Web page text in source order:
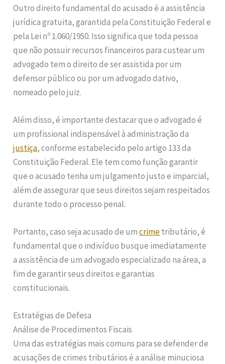
Outro direito fundamental do acusado é a assistência
jurídica gratuita, garantida pela Constituição Federal e
pela Lei nº 1.060/1950. Isso significa que toda pessoa
que não possuir recursos financeiros para custear um
advogado tem o direito de ser assistida por um
defensor público ou por um advogado dativo,
nomeado pelo juiz.
Além disso, é importante destacar que o advogado é
um profissional indispensável à administração da
justiça, conforme estabelecido pelo artigo 133 da
Constituição Federal. Ele tem como função garantir
que o acusado tenha um julgamento justo e imparcial,
além de assegurar que seus direitos sejam respeitados
durante todo o processo penal.
Portanto, caso seja acusado de umcrimetributário, é
fundamental que o indivíduo busque imediatamente
a assistência de um advogado especializado na área, a
fim de garantir seus direitos e garantias
constitucionais.
Estratégias de Defesa
Análise de Procedimentos Fiscais
Uma das estratégias mais comuns para se defender de
acusações de crimes tributários é a análise minuciosa